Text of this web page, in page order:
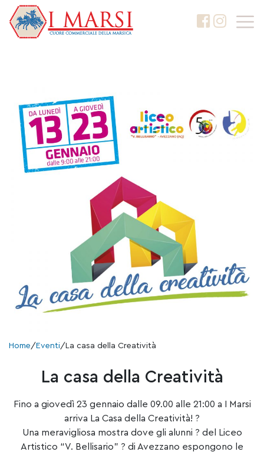
Home/ Eventi/ La casa della Creatività
La casa della Creatività
Fino a giovedì 23 gennaio dalle 09.00 alle 21:00 a I Marsi
arriva La Casa della Creatività! ?
Una meravigliosa mostra dove gli alunni ? del Liceo
Artistico “V. Bellisario” ? di Avezzano espongono le